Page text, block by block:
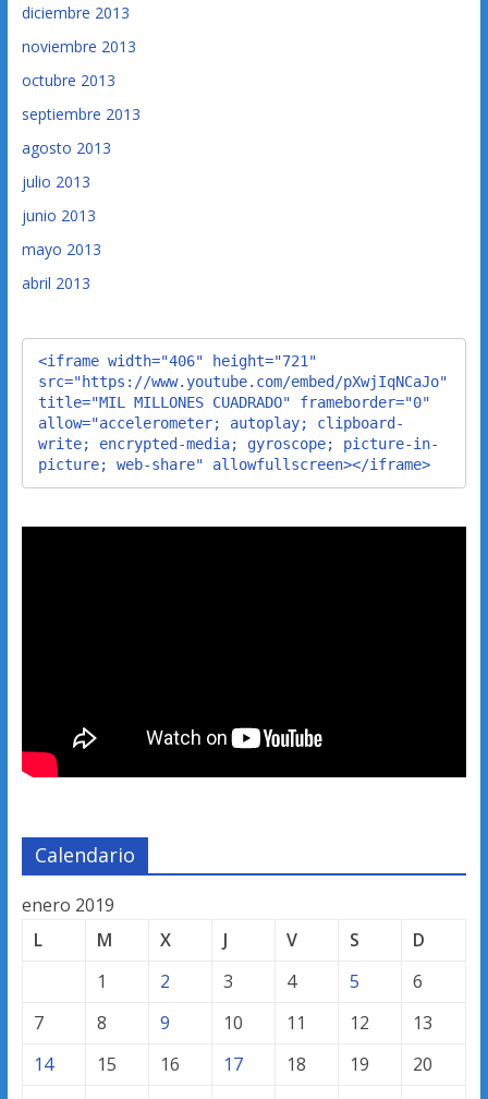
diciembre 2013
noviembre 2013
octubre 2013
septiembre 2013
agosto 2013
julio 2013
junio 2013
mayo 2013
abril 2013
<iframe width="406" height="721"
src="https://www.youtube.com/embed/pXwjIqNCaJo"
title="MIL MILLONES CUADRADO" frameborder="0"
allow="accelerometer; autoplay; clipboard-
write; encrypted-media; gyroscope; picture-in-
picture; web-share" allowfullscreen></iframe>
Calendario
enero 2019
L
M X J V S
D
1
2 3 4 5
6
7
8 9 10 11 12
13
14
15 16 17 18 19
20